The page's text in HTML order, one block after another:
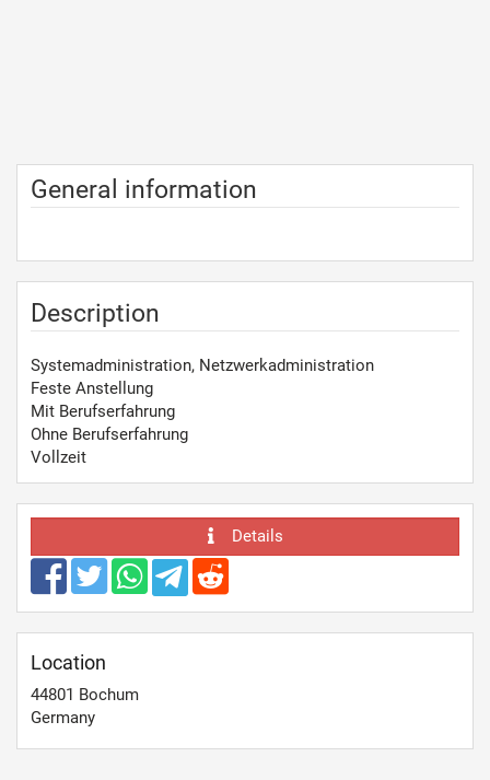
General information
Description
Systemadministration, Netzwerkadministration
Feste Anstellung
Mit Berufserfahrung
Ohne Berufserfahrung
Vollzeit
Details
Location
44801 Bochum
Germany